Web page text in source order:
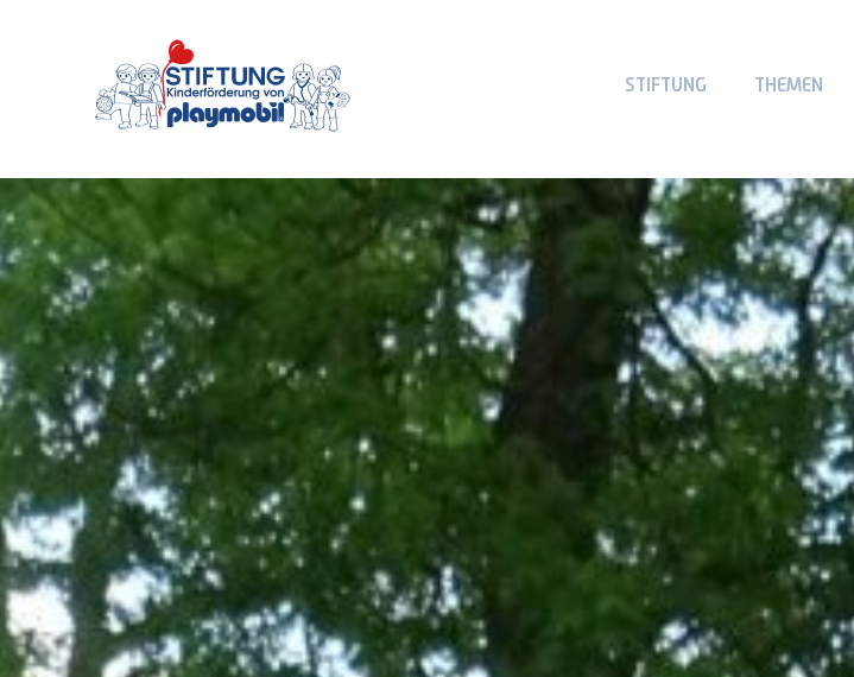
Kinderförderung
von
PLAYMOBIL
STIFTUNG THEMEN